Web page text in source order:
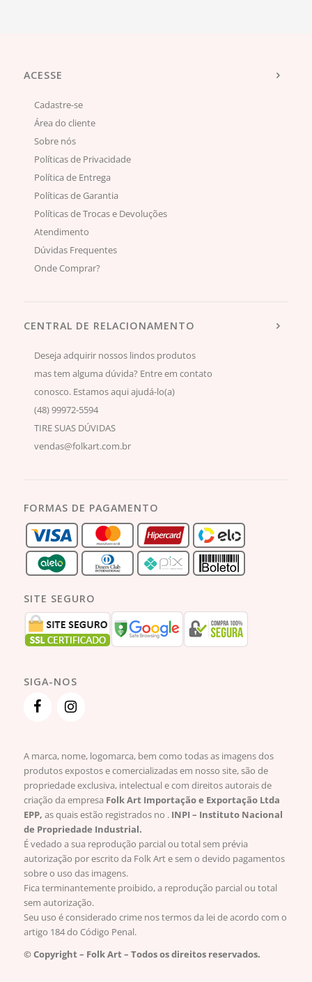
ACESSE
Cadastre-se
Área do cliente
Sobre nós
Políticas de Privacidade
Política de Entrega
Políticas de Garantia
Políticas de Trocas e Devoluções
Atendimento
Dúvidas Frequentes
Onde Comprar?
CENTRAL DE RELACIONAMENTO
Deseja adquirir nossos lindos produtos
mas tem alguma dúvida? Entre em contato
conosco. Estamos aqui ajudá-lo(a)
(48) 99972-5594
TIRE SUAS DÚVIDAS
vendas@folkart.com.br
FORMAS DE PAGAMENTO
SITE SEGURO
SIGA-NOS
A marca, nome, logomarca, bem como todas as imagens dos
produtos expostos e comercializadas em nosso site, são de
propriedade exclusiva, intelectual e com direitos autorais de
criação da empresa Folk Art Importação e Exportação Ltda
EPP, as quais estão registrados no . INPI – Instituto Nacional
de Propriedade Industrial.
É vedado a sua reprodução parcial ou total sem prévia
autorização por escrito da Folk Art e sem o devido pagamentos
sobre o uso das imagens.
Fica terminantemente proibido, a reprodução parcial ou total
sem autorização.
Seu uso é considerado crime nos termos da lei de acordo com o
artigo 184 do Código Penal.
© Copyright – Folk Art – Todos os direitos reservados.